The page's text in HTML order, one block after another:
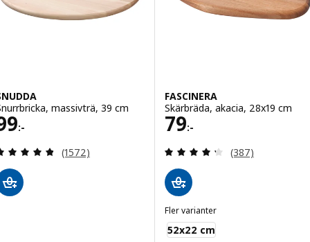
massivträ, 39 cm
:- 99:-
Recensera: 4.8 utav 5 stjärnor. Totalt antal
(1572)
FASCINERA
Skärbräda, akacia, 28x19 cm
79:-
Pris 79:-
Recensera:
(387)
Fler varianter
FASCINERA
52x22 cm